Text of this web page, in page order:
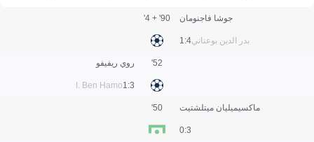
جوشا فاجنومان
بدر الدين بوعناني4:1
90' + 4'
روي ريفيفو
I. Ben Hamo3:1
52'
ماكسيميليان ميتلشتيت
3:0
50'